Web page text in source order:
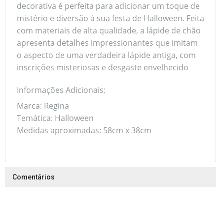
decorativa é perfeita para adicionar um toque de
mistério e diversão à sua festa de Halloween. Feita
com materiais de alta qualidade, a lápide de chão
apresenta detalhes impressionantes que imitam
o aspecto de uma verdadeira lápide antiga, com
inscrições misteriosas e desgaste envelhecido
Informações Adicionais:
Marca: Regina
Temática: Halloween
Medidas aproximadas: 58cm x 38cm
Comentários